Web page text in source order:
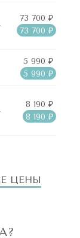
73 700 ₽
73 700 ₽
5 990 ₽
5 990 ₽
8 190 ₽
8 190 ₽
ЦЕНЫ